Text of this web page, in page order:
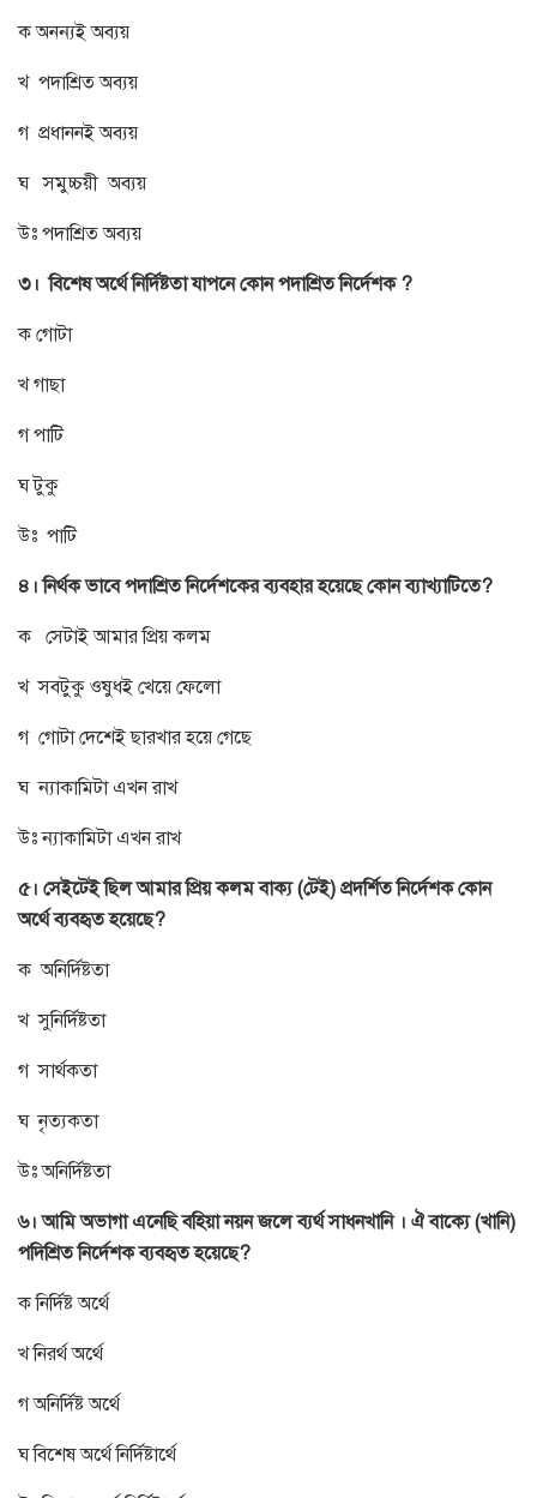
ক অনন্যই অব্যয়
খ পদাশ্রিত অব্যয়
গ প্রধাননই অব্যয়
ঘ সমুচ্চয়ী অব্যয়
উঃ পদাশ্রিত অব্যয়
৩। বিশেষ অর্থে নির্দিষ্টতা যাপনে কোন পদাশ্রিত নির্দেশক ?
ক গোটা
খ গাছা
গ পাটি
ঘ টুকু
উঃ পাটি
৪। নির্থক ভাবে পদাশ্রিত নির্দেশকের ব্যবহার হয়েছে কোন ব্যাখ্যাটিতে?
ক সেটাই আমার প্রিয় কলম
খ সবটুকু ওষুধই খেয়ে ফেলো
গ গোটা দেশেই ছারখার হয়ে গেছে
ঘ ন্যাকামিটা এখন রাখ
উঃ ন্যাকামিটা এখন রাখ
৫। সেইটেই ছিল আমার প্রিয় কলম বাক্য (টেই) প্রদর্শিত নির্দেশক কোন
অর্থে ব্যবহৃত হয়েছে?
ক অনির্দিষ্টতা
খ সুনির্দিষ্টতা
গ সার্থকতা
ঘ নৃত্যকতা
উঃ অনির্দিষ্টতা
৬। আমি অভাগা এনেছি বহিয়া নয়ন জলে ব্যর্থ সাধনখানি । ঐ বাক্যে (খানি)
পদিশ্রিত নির্দেশক ব্যবহৃত হয়েছে?
ক নির্দিষ্ট অর্থে
খ নিরর্থ অর্থে
গ অনির্দিষ্ট অর্থে
ঘ বিশেষ অর্থে নির্দিষ্টার্থে